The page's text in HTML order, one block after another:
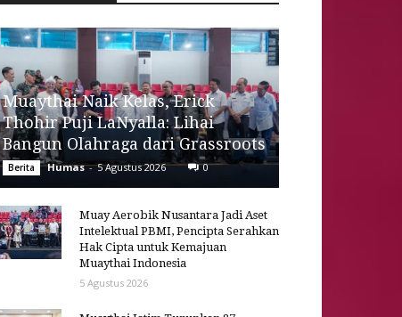
Muaythai Naik Kelas, Erick
Thohir Puji LaNyalla: Lihai
Bangun Olahraga dari Grassroots
Berita Humas - 5 Agustus 2026 0
Muay Aerobik Nusantara Jadi Aset
Intelektual PBMI, Pencipta Serahkan
Hak Cipta untuk Kemajuan
Muaythai Indonesia
5 Agustus 2026